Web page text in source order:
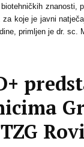
znanosti,
za koje je javni
primljen je dr. sc.